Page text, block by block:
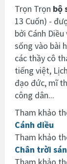
Trọn Trọn bộ
13 Cuốn) -
bởi Cánh
sống vào bài
các thầy cô
tiếng việt,
đạo đức, mĩ
công dân...
Tham khảo
Cánh diều
Tham khảo
Chân trời
Tham khảo